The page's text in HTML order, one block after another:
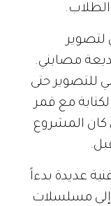
لتصوير
مصابني.
للتصوير حتى
مع قمر
كان المشروع
عديدة بدءاً
مسلسلات